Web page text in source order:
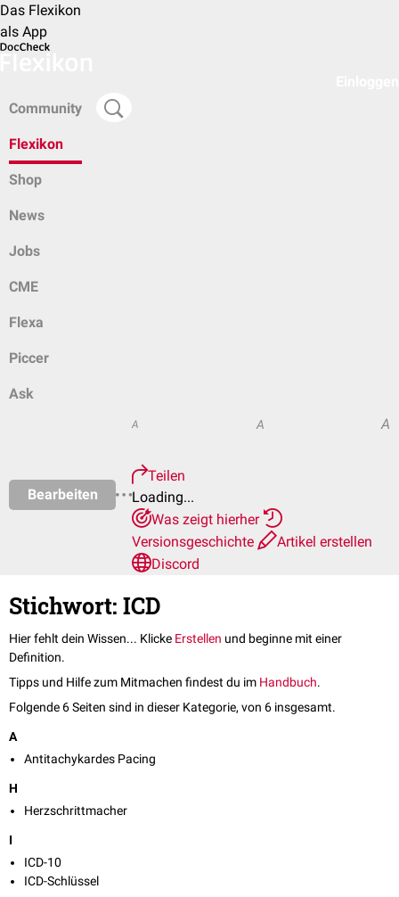
Das Flexikon
als App
Community
Flexikon
Shop
News
Jobs
CME
Flexa
Piccer
Ask
Bearbeiten
A A A
Teilen
Loading...
Was zeigt hierher
Versionsgeschichte
Artikel erstellen
Discord
Stichwort: ICD
Hier fehlt dein Wissen... Klicke Erstellen und beginne mit einer
Definition.
Tipps und Hilfe zum Mitmachen findest du im Handbuch.
Folgende 6 Seiten sind in dieser Kategorie, von 6 insgesamt.
A
Antitachykardes Pacing
H
Herzschrittmacher
I
ICD-10
ICD-Schlüssel